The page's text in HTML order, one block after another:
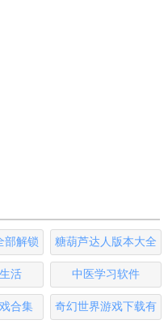
部解锁
糖葫芦达人版本大全
活 中医学习软件
合集
奇幻世界游戏下载有